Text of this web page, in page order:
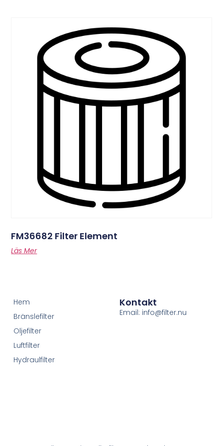
FM36682 Filter Element
Läs Mer
Hem
Bränslefilter
Oljefilter
Luftfilter
Hydraulfilter
Kontakt
Email: info@filter.nu